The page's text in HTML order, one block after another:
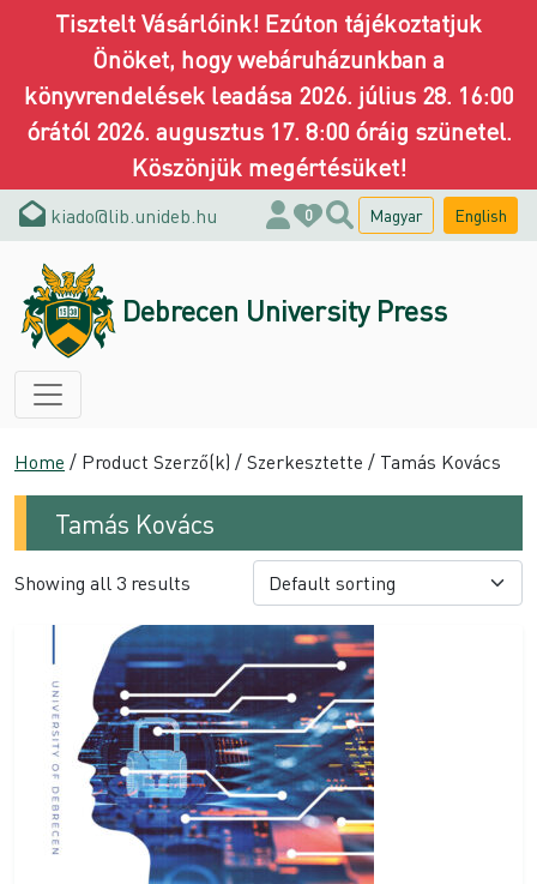
Tisztelt Vásárlóink! Ezúton tájékoztatjuk
Önöket, hogy webáruházunkban a
könyvrendelések leadása 2026. július 28. 16:00
órától 2026. augusztus 17. 8:00 óráig szünetel.
Köszönjük megértésüket!
kiado@lib.unideb.hu 0 Magyar English
Debrecen University Press
Home / Product Szerző(k) / Szerkesztette / Tamás Kovács
Tamás Kovács
Showing all 3 results